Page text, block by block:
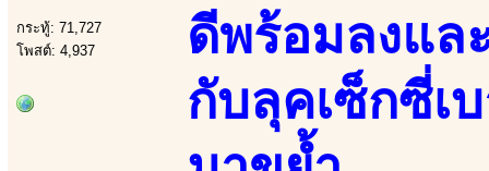
กระทู้: 71,727
โพสต์: 4,937
ดีพร้อมลงแล
กับลุคเซ็กซี่เ